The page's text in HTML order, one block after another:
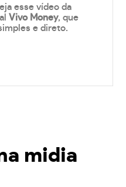
esse vídeo da
Vivo Money, que
e direto.
midia